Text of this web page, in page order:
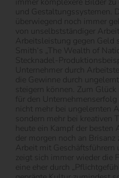
immer komplexere Bilder zu
und Gestaltungssystemen.
überwiegend noch immer
von unselbstständiger
Arbeitsleistung gegen Geld
Smith‘s „The Wealth of
Stecknadel-
Unternehmer durch
die Gewinne durch
steigern können. Zum
für den Unternehmenserfolg
nicht mehr bei ungelernten
sondern mehr bei kreativen
heute ein Kampf der besten
der morgen noch an Brisanz
Arbeit mit Geschäftsführern
zeigt sich immer wieder die
eine eher durch